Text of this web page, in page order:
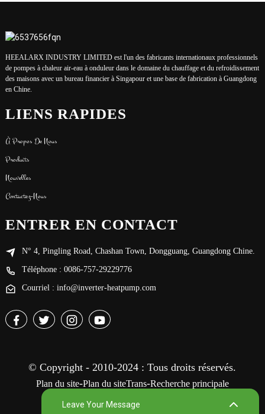
HEEALARX INDUSTRY LIMITED est l'un des fabricants internationaux professionnels
de pompes à chaleur air-eau à onduleur dans le domaine du chauffage et du refroidissement
des maisons avec un bureau financier à Singapour et une base de fabrication à Guangdong
en Chine.
LIENS RAPIDES
À Propos De Nous
Produits
Nouvelles
Contactez-Nous
ENTRER EN CONTACT
N° 4, Pingling Road, Chashan Town, Dongguang, Guangdong Chine.
Téléphone : 0086-757-29229776
Courriel : info@inverter-heatpump.com
© Copyright - 2010-2024 : Tous droits réservés.
Plan du site-Plan du siteTrans-Recherche principale
Leave Your Message